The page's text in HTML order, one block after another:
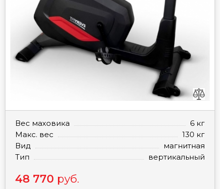
Вес маховика
6 кг
Макс. вес
130 кг
Вид
магнитная
Тип
вертикальный
48 770 руб.